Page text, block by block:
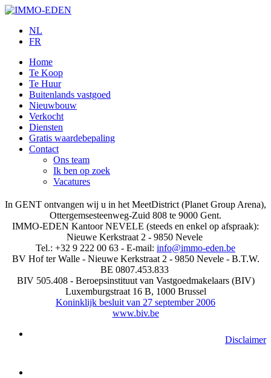
NL
FR
Home
Te Koop
Te Huur
Buitenlands vastgoed
Nieuwbouw
Verkocht
Diensten
Gratis waardebepaling
Contact
Ons team
Ik ben op zoek
Vacatures
In GENT ontvangen wij u in het MeetDistrict (Planet Group Arena),
Ottergemsesteenweg-Zuid 808 te 9000 Gent.
IMMO-EDEN Kantoor NEVELE (steeds en enkel op afspraak):
Nieuwe Kerkstraat 2 - 9850 Nevele
Tel.: +32 9 222 00 63 - E-mail: info@immo-eden.be
BV Hof ter Walle - Nieuwe Kerkstraat 2 - 9850 Nevele - B.T.W.
BE 0807.453.833
BIV 505.408 - Beroepsinstituut van Vastgoedmakelaars (BIV)
Luxemburgstraat 16 B, 1000 Brussel
Koninklijk besluit van 27 september 2006
www.biv.be
Disclaimer